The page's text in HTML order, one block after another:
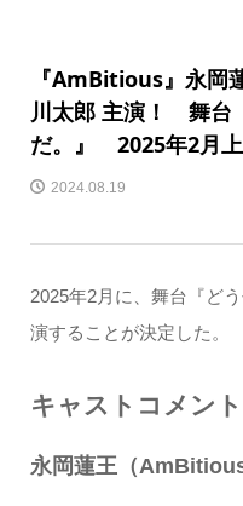
『AmBitious』永岡
川太郎 主演！ 舞台
だ。』 2025年2月
2024.08.19
2025年2月に、舞台『ど
演することが決定した。
キャストコメント
永岡蓮王（AmBitious